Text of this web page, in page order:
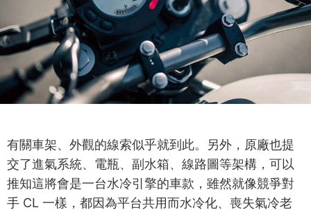
有關車架、外觀的線索似乎就到此。另外，原廠也提
交了進氣系統、電瓶、副水箱、線路圖等架構，可以
推知這將會是一台水冷引擎的車款，雖然就像競爭對
手 CL 一樣，都因為平台共用而水冷化、喪失氣冷老